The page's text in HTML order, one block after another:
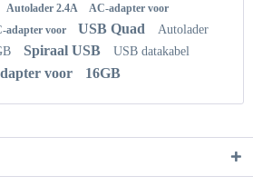
Autolader 2.4A AC-adapter voor
adapter voor USB Quad
Autolader
Spiraal USB USB datakabel
voor 16GB